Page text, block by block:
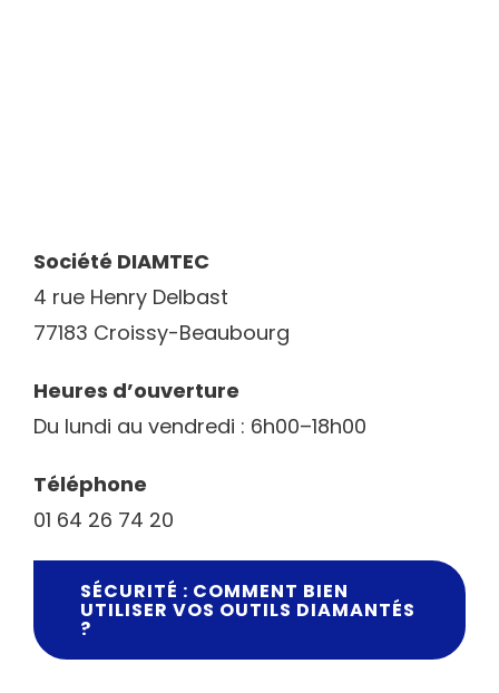
Société DIAMTEC
4 rue Henry Delbast
77183 Croissy-Beaubourg
Heures d’ouverture
Du lundi au vendredi : 6h00–18h00
Téléphone
01 64 26 74 20
SÉCURITÉ : COMMENT BIEN
UTILISER VOS OUTILS DIAMANTÉS
?